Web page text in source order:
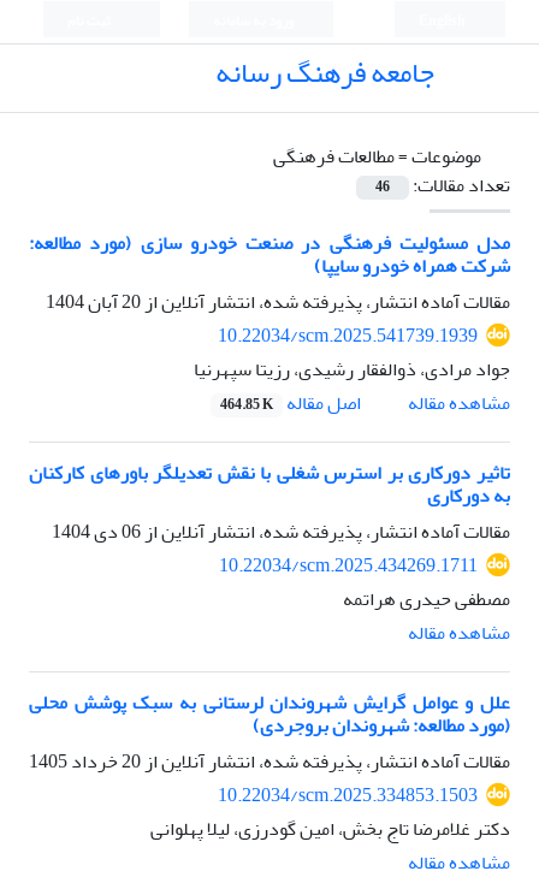
جامعه فرهنگ رسانه
موضوعات =مطالعات فرهنگی
تعداد مقالات:
46
مدل مسئولیت فرهنگی در صنعت خودرو سازی (مورد مطالعه:
شرکت همراه خودرو سایپا)
مقالات آماده انتشار، پذیرفته شده، انتشار آنلاین از20 آبان 1404
10.22034/scm.2025.541739.1939
جواد مرادی، ذوالفقار رشیدی، رزیتا سپهرنیا
مشاهده مقاله
اصل مقاله 464.85 K
تاثیر دورکاری بر استرس شغلی با نقش تعدیلگر باورهای کارکنان
به دورکاری
مقالات آماده انتشار، پذیرفته شده، انتشار آنلاین از06 دی 1404
10.22034/scm.2025.434269.1711
مصطفی حیدری هراتمه
مشاهده مقاله
علل و عوامل گرایش شهروندان لرستانی به سبک پوشش محلی
(مورد مطالعه: شهروندان بروجردی)
مقالات آماده انتشار، پذیرفته شده، انتشار آنلاین از20 خرداد 1405
10.22034/scm.2025.334853.1503
دکتر غلامرضا تاج بخش، امین گودرزی، لیلا پهلوانی
مشاهده مقاله